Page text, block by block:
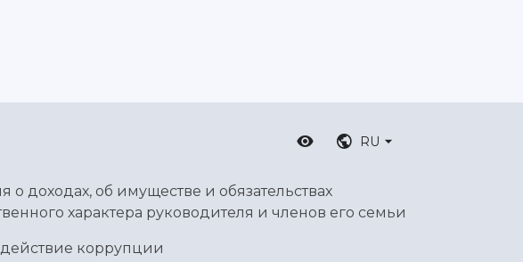
RU
о доходах, об имуществе и обязательствах
характера руководителя и членов его семьи
коррупции